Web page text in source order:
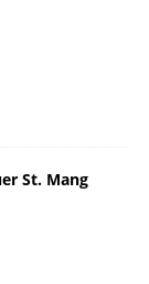
St. Mang